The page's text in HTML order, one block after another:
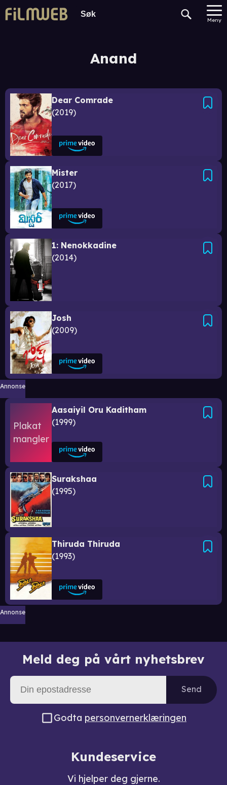
Meny
Anand
Dear Comrade
2019
Mister
2017
1: Nenokkadine
2014
Josh
2009
Annonse
Aasaiyil Oru Kaditham
1999
Surakshaa
1995
Thiruda Thiruda
1993
Annonse
Meld deg på vårt nyhetsbrev
Send
Godta personvernerklæringen
Kundeservice
Vi hjelper deg gjerne.